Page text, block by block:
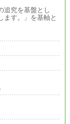
追究を基盤とし
ます。」を基軸と